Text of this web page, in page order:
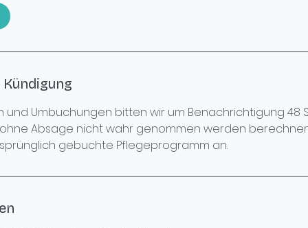
und Umbuchungen bitten wir um Benachrichtigung 48
Absage nicht wahr genommen werden
gebuchte Pflegeprogramm an.